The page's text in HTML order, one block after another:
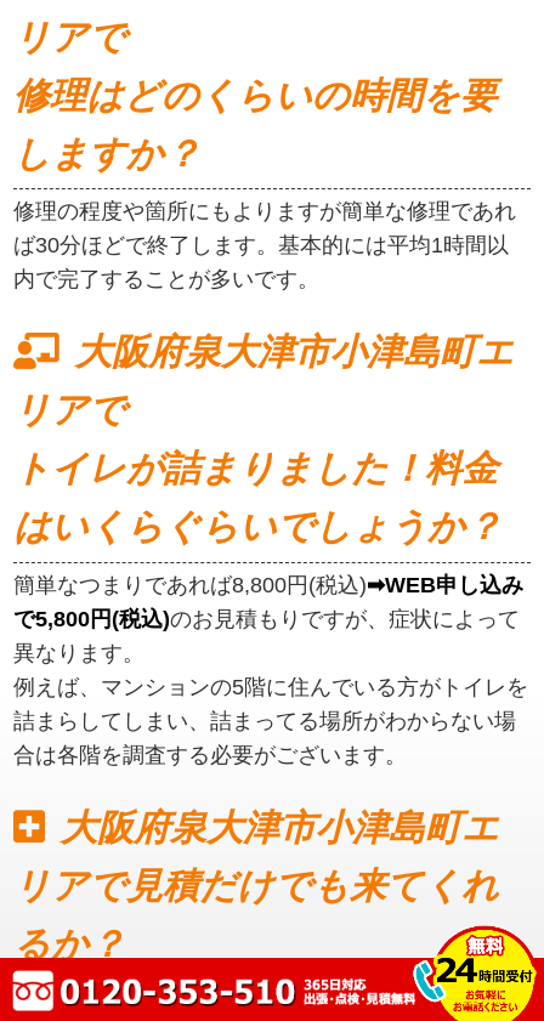
リアで
修理はどのくらいの時間を要
しますか？
修理の程度や箇所にもよりますが簡単な修理であれ
ば30分ほどで終了します。基本的には平均1時間以
内で完了することが多いです。
大阪府泉大津市小津島町エ
リアで
トイレが詰まりました！料金
はいくらぐらいでしょうか？
簡単なつまりであれば8,800円(税込)➡WEB申し込み
で5,800円(税込)のお見積もりですが、症状によって
異なります。
例えば、マンションの5階に住んでいる方がトイレを
詰まらしてしまい、詰まってる場所がわからない場
合は各階を調査する必要がございます。
大阪府泉大津市小津島町エ
リアで見積だけでも来てくれ
るか？
見積もりだけでも可能です。